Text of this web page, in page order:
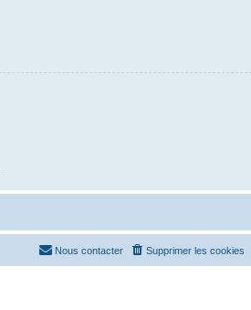
Supprimer les cookies
Nous contacter